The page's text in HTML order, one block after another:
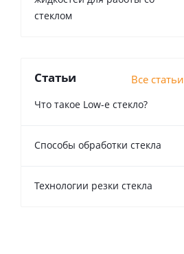
стеклом
Статьи Все статьи
Что такое Low-e стекло?
Способы обработки стекла
Технологии резки стекла